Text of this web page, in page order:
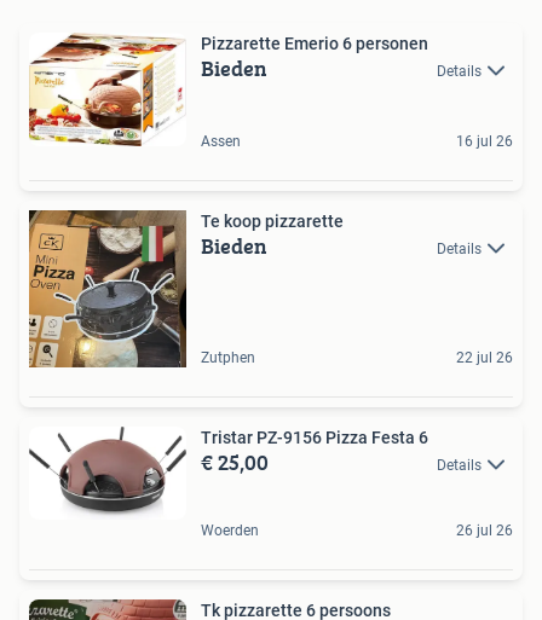
Pizzarette Emerio 6 personen
Bieden Details
Assen 16 jul 26
Te koop pizzarette
Bieden Details
Zutphen 22 jul 26
Tristar PZ-9156 Pizza Festa 6
€ 25,00 Details
Woerden 26 jul 26
Tk pizzarette 6 persoons